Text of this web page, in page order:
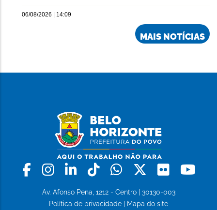
06/08/2026 | 14:09
MAIS NOTÍCIAS
Facebook
Instagram
LinkedinTiktokWhatsapp
X Flickr
Av. Afonso Pena, 1212 - Centro | 30130-003
Política de privacidade
Mapa do site